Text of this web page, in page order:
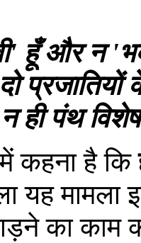
हूँ और
प्रजातियों
न ही पंथ
कहना है कि
यह मामला
का काम